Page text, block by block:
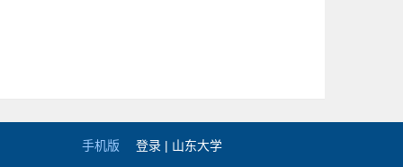
手机版 登录 | 山东大学